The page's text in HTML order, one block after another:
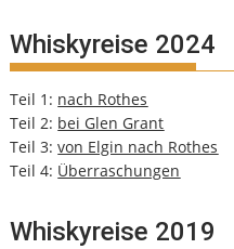
Whiskyreise 2024
Teil 1: nach Rothes
Teil 2: bei Glen Grant
Teil 3:von Elgin nach Rothes
Teil 4: Überraschungen
Whiskyreise 2019